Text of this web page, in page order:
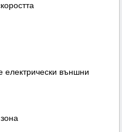
външни